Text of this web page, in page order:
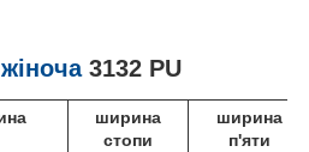
3132 PU
ширина
стопи
ширина
п'яти